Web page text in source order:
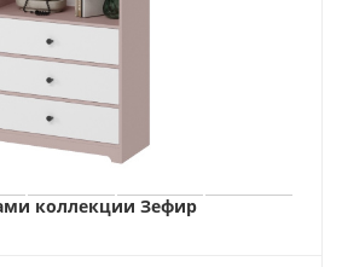
коллекции Зефир